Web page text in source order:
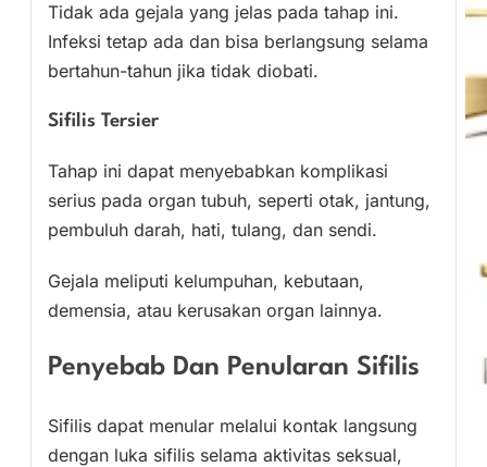
Tidak ada gejala yang jelas pada tahap ini.
Infeksi tetap ada dan bisa berlangsung selama
bertahun-tahun jika tidak diobati.
Sifilis Tersier
Tahap ini dapat menyebabkan komplikasi
serius pada organ tubuh, seperti otak, jantung,
pembuluh darah, hati, tulang, dan sendi.
Gejala meliputi kelumpuhan, kebutaan,
demensia, atau kerusakan organ lainnya.
Penyebab Dan Penularan Sifilis
Sifilis dapat menular melalui kontak langsung
dengan luka sifilis selama aktivitas seksual,